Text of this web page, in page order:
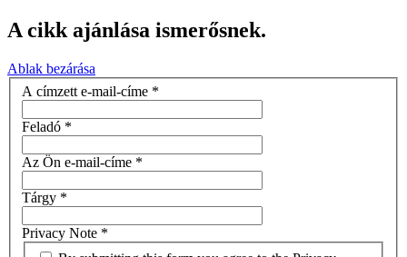
A cikk ajánlása ismerősnek.
Ablak bezárása
A címzett e-mail-címe *
Feladó *
Az Ön e-mail-címe *
Tárgy *
Privacy Note *